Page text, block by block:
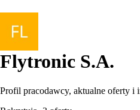
Flytronic S.A.
Profil pracodawcy, aktualne oferty i